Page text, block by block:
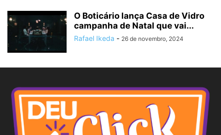
O Boticário lança Casa de Vidro
campanha de Natal que vai...
Rafael Ikeda - 26 de novembro, 2024